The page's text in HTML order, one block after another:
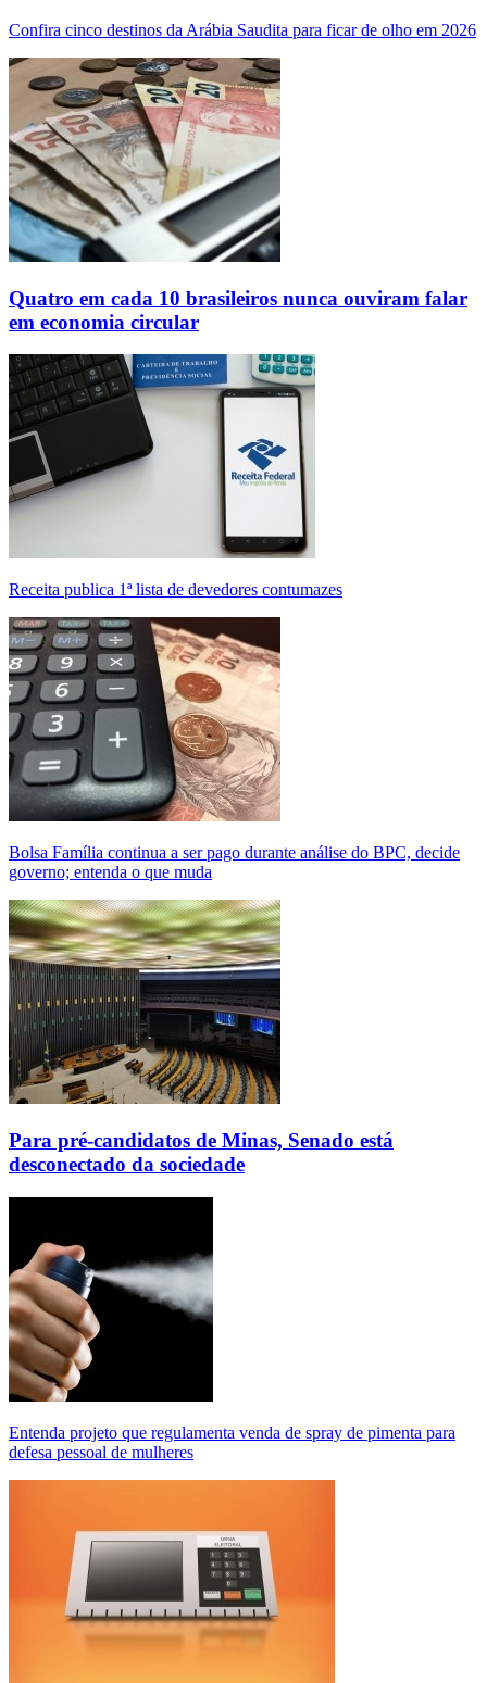
Confira cinco destinos da Arábia Saudita para ficar de olho em 2026
Quatro em cada 10 brasileiros nunca ouviram falar
em economia circular
Receita publica 1ª lista de devedores contumazes
Bolsa Família continua a ser pago durante análise do BPC, decide
governo; entenda o que muda
Para pré-candidatos de Minas, Senado está
desconectado da sociedade
Entenda projeto que regulamenta venda de spray de pimenta para
defesa pessoal de mulheres